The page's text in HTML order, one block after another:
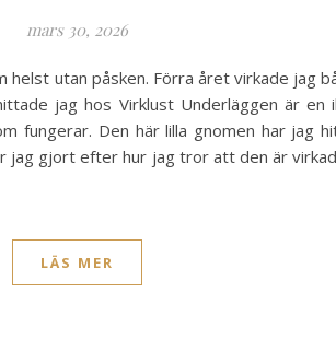
mars 30, 2026
helst utan påsken. Förra året virkade jag
jag hos Virklust Underläggen är en
fungerar. Den här lilla gnomen har jag
jag gjort efter hur jag tror att den är
LÄS MER